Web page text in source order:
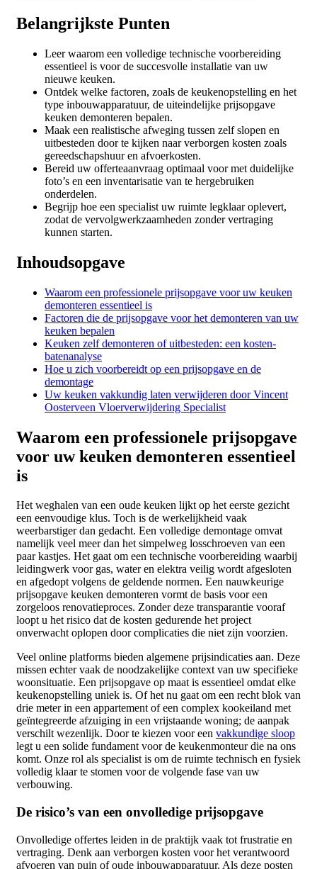
Belangrijkste Punten
Leer waarom een volledige technische voorbereiding
essentieel is voor de succesvolle installatie van uw
nieuwe keuken.
Ontdek welke factoren, zoals de keukenopstelling en het
type inbouwapparatuur, de uiteindelijke prijsopgave
keuken demonteren bepalen.
Maak een realistische afweging tussen zelf slopen en
uitbesteden door te kijken naar verborgen kosten zoals
gereedschapshuur en afvoerkosten.
Bereid uw offerteaanvraag optimaal voor met duidelijke
foto’s en een inventarisatie van te hergebruiken
onderdelen.
Begrijp hoe een specialist uw ruimte legklaar oplevert,
zodat de vervolgwerkzaamheden zonder vertraging
kunnen starten.
Inhoudsopgave
Waarom een professionele prijsopgave voor uw keuken
demonteren essentieel is
Factoren die de prijsopgave voor het demonteren van uw
keuken bepalen
Keuken zelf demonteren of uitbesteden: een kosten-
batenanalyse
Hoe u zich voorbereidt op een prijsopgave en de
demontage
Uw keuken vakkundig laten verwijderen door Vincent
Oosterveen Vloerverwijdering Specialist
Waarom een professionele prijsopgave
voor uw keuken demonteren essentieel
is
Het weghalen van een oude keuken lijkt op het eerste gezicht
een eenvoudige klus. Toch is de werkelijkheid vaak
weerbarstiger dan gedacht. Een volledige demontage omvat
namelijk veel meer dan het simpelweg losschroeven van een
paar kastjes. Het gaat om een technische voorbereiding waarbij
leidingwerk voor gas, water en elektra veilig wordt afgesloten
en afgedopt volgens de geldende normen. Een nauwkeurige
prijsopgave keuken demonteren vormt de basis voor een
zorgeloos renovatieproces. Zonder deze transparantie vooraf
loopt u het risico dat de kosten gedurende het project
onverwacht oplopen door complicaties die niet zijn voorzien.
Veel online platforms bieden algemene prijsindicaties aan. Deze
missen echter vaak de noodzakelijke context van uw specifieke
woonsituatie. Een prijsopgave op maat is essentieel omdat elke
keukenopstelling uniek is. Of het nu gaat om een recht blok van
drie meter in een appartement of een complex kookeiland met
geïntegreerde afzuiging in een vrijstaande woning; de aanpak
verschilt wezenlijk. Door te kiezen voor een vakkundige sloop
legt u een solide fundament voor de keukenmonteur die na ons
komt. Onze rol als specialist is om de ruimte technisch en fysiek
volledig klaar te stomen voor de volgende fase van uw
verbouwing.
De risico’s van een onvolledige prijsopgave
Onvolledige offertes leiden in de praktijk vaak tot frustratie en
vertraging. Denk aan verborgen kosten voor het verantwoord
afvoeren van puin of oude inbouwapparatuur. Als deze posten